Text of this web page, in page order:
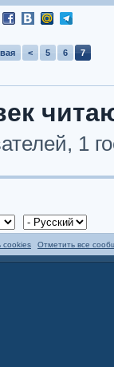
< 5 6 7
1
cookies Отметить все